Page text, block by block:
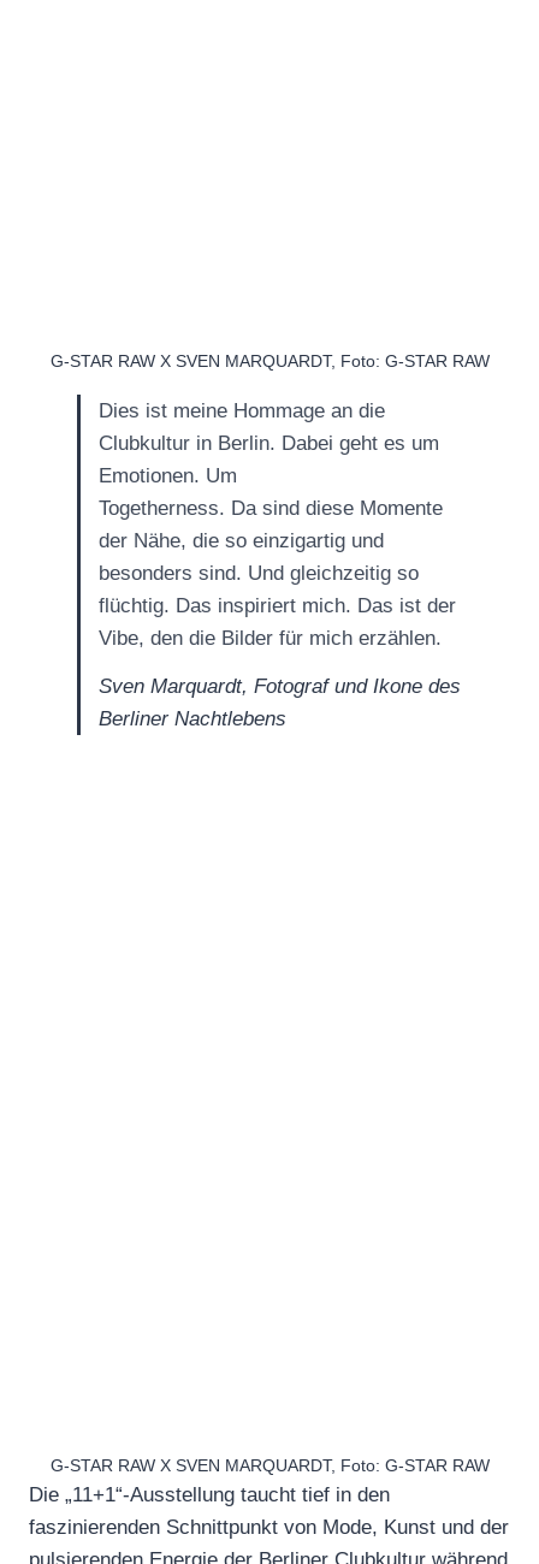
G-STAR RAW X SVEN MARQUARDT, Foto: G-STAR RAW
Dies ist meine Hommage an die
Clubkultur in Berlin. Dabei geht es um
Emotionen. Um
Togetherness. Da sind diese Momente
der Nähe, die so einzigartig und
besonders sind. Und gleichzeitig so
flüchtig. Das inspiriert mich. Das ist der
Vibe, den die Bilder für mich erzählen.
Sven Marquardt, Fotograf und Ikone des
Berliner Nachtlebens
G-STAR RAW X SVEN MARQUARDT, Foto: G-STAR RAW
Die „11+1“-Ausstellung taucht tief in den
faszinierenden Schnittpunkt von Mode, Kunst und der
pulsierenden Energie der Berliner Clubkultur während